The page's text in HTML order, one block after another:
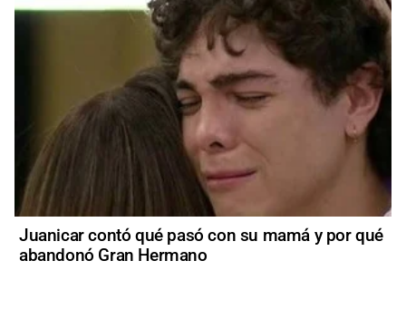
Juanicar contó qué pasó con su mamá y por qué
abandonó Gran Hermano